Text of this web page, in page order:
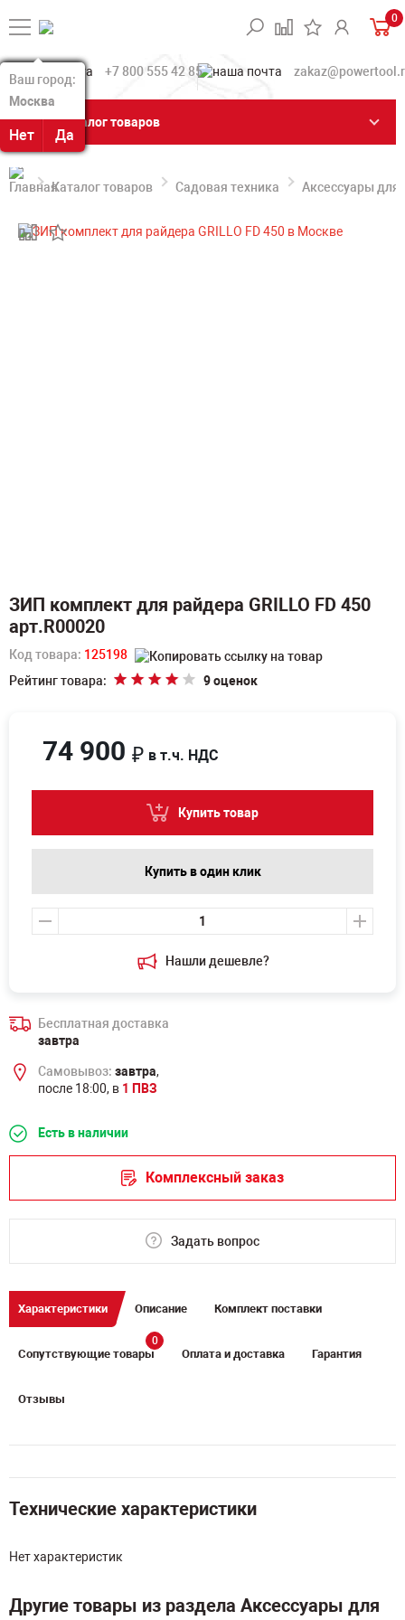
Ваш город:
Москва
Нет Да
Ваш город:
Москва
Нет Да
0
+7 800 555 42 85
Каталог товаров
Каталог товаров Садовая техника Аксессуары для
ЗИП комплект для райдера GRILLO FD 450
арт.R00020
Код товара: 125198
Рейтинг товара:
9 оценок
Нашли дешевле?
74 900 ₽ в т.ч. НДС
Купить товар
Купить в один клик
Бесплатная доставка
завтра
Самовывоз: завтра,
после 18:00, в 1 ПВЗ
Есть в наличии
Комплексный заказ
Задать вопрос
Характеристики Описание Комплект поставки
Сопутствующие товары
0
Оплата и доставка Гарантия
Отзывы
Технические характеристики
Нет характеристик
Другие товары из раздела Аксессуары для